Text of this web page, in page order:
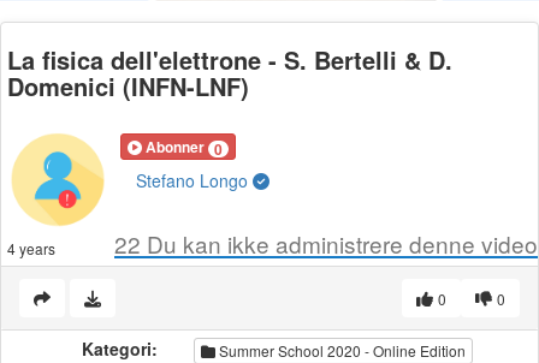
Video
La fisica dell'elettrone - S. Bertelli & D.
Domenici (INFN-LNF)
Abonner 0
Stefano Longo
4 years 22 Du kan ikke administrere denne video
0
0
Kategori: Summer School 2020 - Online Edition